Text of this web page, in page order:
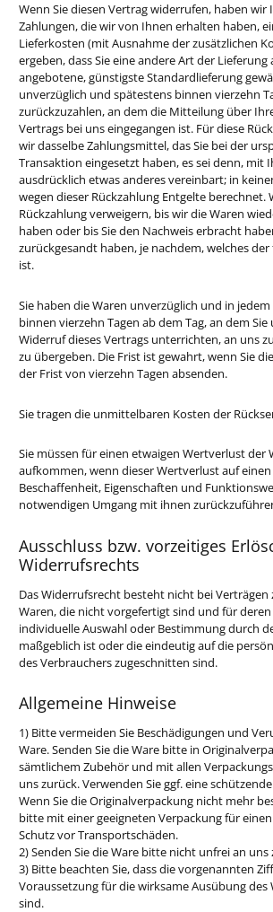
Wenn Sie diesen Vertrag widerrufen, haben wir
Zahlungen, die wir von Ihnen erhalten haben,
Lieferkosten (mit Ausnahme der zusätzlichen
ergeben, dass Sie eine andere Art der Lieferung
angebotene, günstigste Standardlieferung
unverzüglich und spätestens binnen vierzehn
zurückzuzahlen, an dem die Mitteilung über
Vertrags bei uns eingegangen ist. Für diese
wir dasselbe Zahlungsmittel, das Sie bei der
Transaktion eingesetzt haben, es sei denn, mit
ausdrücklich etwas anderes vereinbart; in
wegen dieser Rückzahlung Entgelte berechnet.
Rückzahlung verweigern, bis wir die Waren
haben oder bis Sie den Nachweis erbracht
zurückgesandt haben, je nachdem, welches
ist.
Sie haben die Waren unverzüglich und in
binnen vierzehn Tagen ab dem Tag, an dem
Widerruf dieses Vertrags unterrichten, an uns
zu übergeben. Die Frist ist gewahrt, wenn Sie
der Frist von vierzehn Tagen absenden.
Sie tragen die unmittelbaren Kosten der
Sie müssen für einen etwaigen Wertverlust der
aufkommen, wenn dieser Wertverlust auf
Beschaffenheit, Eigenschaften und
notwendigen Umgang mit ihnen
Ausschluss bzw. vorzeitiges
Widerrufsrechts
Das Widerrufsrecht besteht nicht bei Verträgen
Waren, die nicht vorgefertigt sind und für
individuelle Auswahl oder Bestimmung durch
maßgeblich ist oder die eindeutig auf die
des Verbrauchers zugeschnitten sind.
Allgemeine Hinweise
1) Bitte vermeiden Sie Beschädigungen und
Ware. Senden Sie die Ware bitte in
sämtlichem Zubehör und mit allen
uns zurück. Verwenden Sie ggf. eine
Wenn Sie die Originalverpackung nicht mehr
bitte mit einer geeigneten Verpackung für
Schutz vor Transportschäden.
2) Senden Sie die Ware bitte nicht unfrei an uns
3) Bitte beachten Sie, dass die vorgenannten
Voraussetzung für die wirksame Ausübung des
sind.